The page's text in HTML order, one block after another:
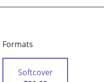
Formats
Softcover